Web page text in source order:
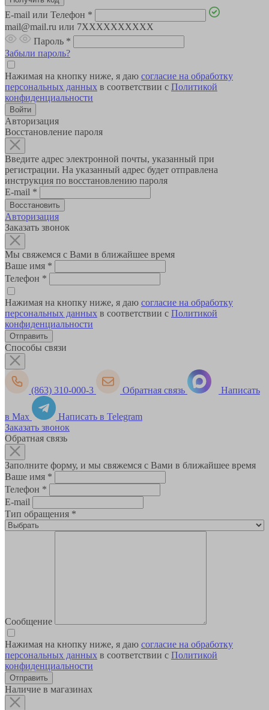
E-mail или Телефон *
mail@mail.ru или 7XXXXXXXXXX
Пароль *
Забыли пароль?
Нажимая на кнопку ниже, я даю согласие на обработку
персональных данных в соответствии с Политикой
конфиденциальности
Авторизация
Восстановление пароля
Введите адрес электронной почты, указанный при
регистрации. На указанный адрес будет отправлена
инструкция по восстановлению пароля
E-mail *
Авторизация
Заказать звонок
Мы свяжемся с Вами в ближайшее время
Ваше имя *
Телефон *
Нажимая на кнопку ниже, я даю согласие на обработку
персональных данных в соответствии с Политикой
конфиденциальности
Способы связи
(863) 310-000-3 Обратная связь Написать
в Max
Написать в Telegram
Заказать звонок
Обратная связь
Заполните форму, и мы свяжемся с Вами в ближайшее время
Ваше имя *
Телефон *
E-mail
Тип обращения *
Сообщение
Нажимая на кнопку ниже, я даю согласие на обработку
персональных данных в соответствии с Политикой
конфиденциальности
Наличие в магазинах